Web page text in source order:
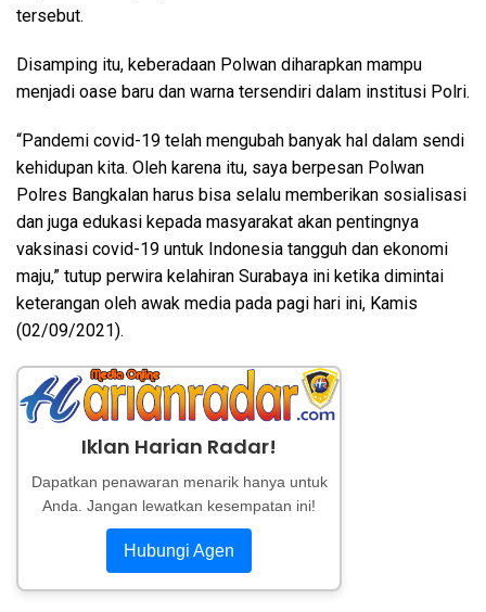
tersebut.
Disamping itu, keberadaan Polwan diharapkan mampu
menjadi oase baru dan warna tersendiri dalam institusi Polri.
“Pandemi covid-19 telah mengubah banyak hal dalam sendi
kehidupan kita. Oleh karena itu, saya berpesan Polwan
Polres Bangkalan harus bisa selalu memberikan sosialisasi
dan juga edukasi kepada masyarakat akan pentingnya
vaksinasi covid-19 untuk Indonesia tangguh dan ekonomi
maju,” tutup perwira kelahiran Surabaya ini ketika dimintai
keterangan oleh awak media pada pagi hari ini, Kamis
(02/09/2021).
Iklan Harian Radar!
Dapatkan penawaran menarik hanya untuk
Anda. Jangan lewatkan kesempatan ini!
Hubungi Agen